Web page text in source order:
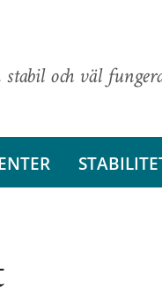
stabil och väl